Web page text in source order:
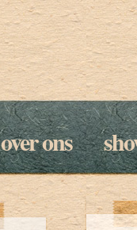
over ons